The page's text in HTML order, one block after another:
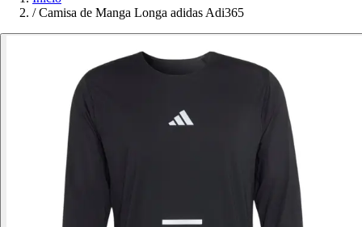
/ Camisa de Manga Longa adidas Adi365